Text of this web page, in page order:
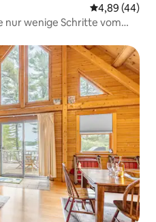
4,89 (44)
nur wenige Schritte vom